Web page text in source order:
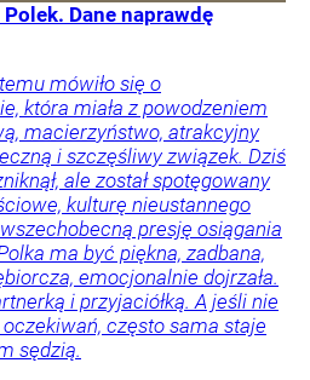
Dane naprawdę
mówiło się o
która miała z powodzeniem
macierzyństwo, atrakcyjny
i szczęśliwy związek. Dziś
ale został spotęgowany
kulturę nieustannego
presję osiągania
ma być piękna, zadbana,
emocjonalnie dojrzała.
i przyjaciółką. A jeśli nie
często sama staje
sędzią.